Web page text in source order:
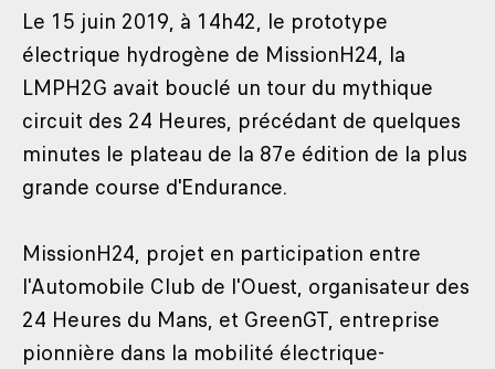
Le 15 juin 2019, à 14h42, le prototype
électrique hydrogène de MissionH24, la
LMPH2G avait bouclé un tour du mythique
circuit des 24 Heures, précédant de quelques
minutes le plateau de la 87e édition de la plus
grande course d'Endurance.
MissionH24, projet en participation entre
l'Automobile Club de l'Ouest, organisateur des
24 Heures du Mans, et GreenGT, entreprise
pionnière dans la mobilité électrique-